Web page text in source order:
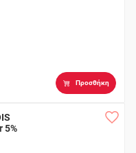
Προσθήκη
5%